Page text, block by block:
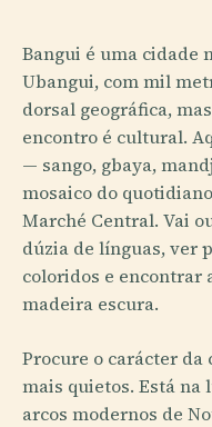
Bangui é uma cidade
Ubangui, com mil
dorsal geográfica,
encontro é cultural.
— sango, gbaya,
mosaico do
Marché Central. Vai
dúzia de línguas, ver
coloridos e encontrar
madeira escura.
Procure o carácter da
mais quietos. Está na
arcos modernos de